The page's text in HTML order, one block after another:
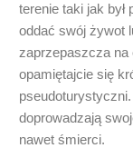
terenie taki jak był
oddać swój żywot
zaprzepaszcza na
opamiętajcie się
doprowadzają
nawet śmierci.